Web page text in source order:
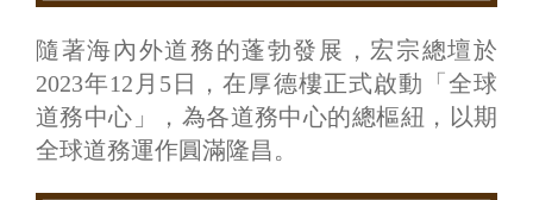
隨著海內外道務的蓬勃發展，宏宗總壇於
2023年12月5日，在厚德樓正式啟動「全球
道務中心」，為各道務中心的總樞紐，以期
全球道務運作圓滿隆昌。